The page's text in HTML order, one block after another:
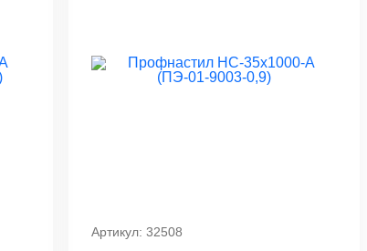
Артикул: 32508